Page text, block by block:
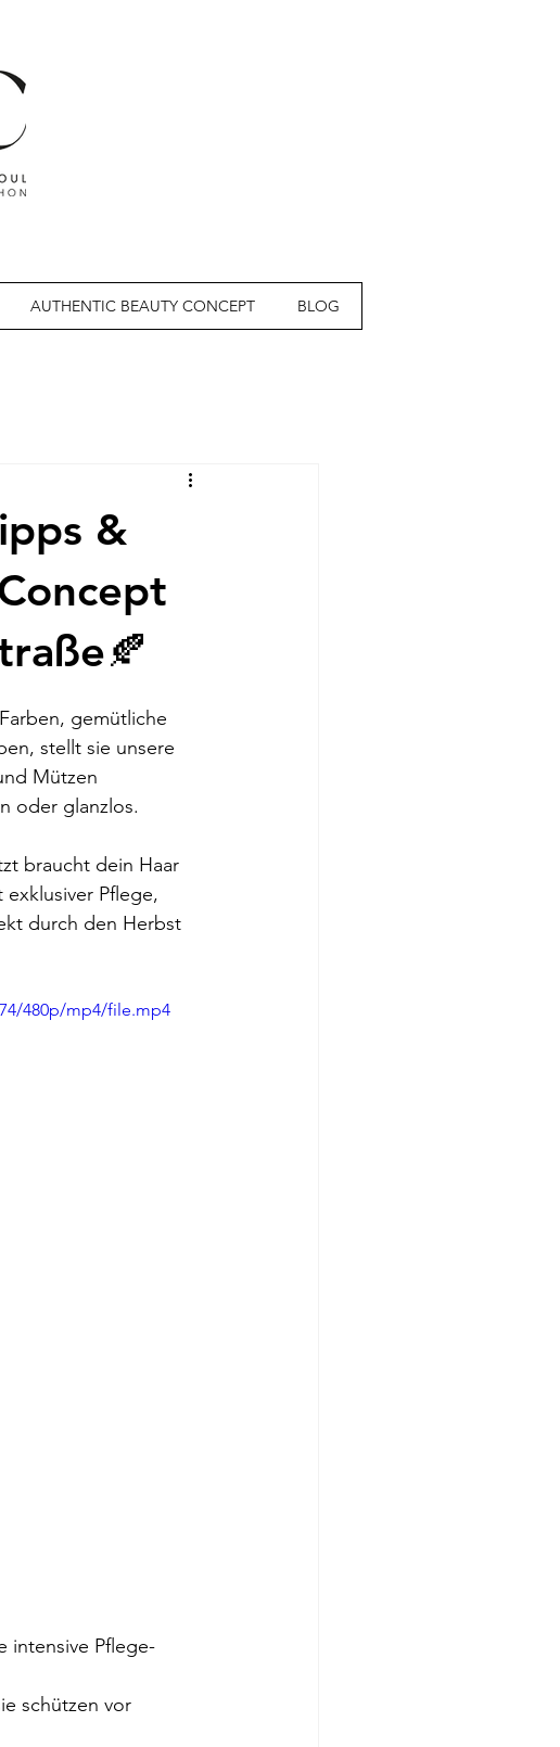
AUTHENTIC BEAUTY CONCEPT BLOG
&
gemütliche
stellt sie unsere
Mützen
oder glanzlos.
braucht dein Haar
Pflege,
durch den Herbst
480p/mp4/file.mp4
intensive Pflege-
schützen vor